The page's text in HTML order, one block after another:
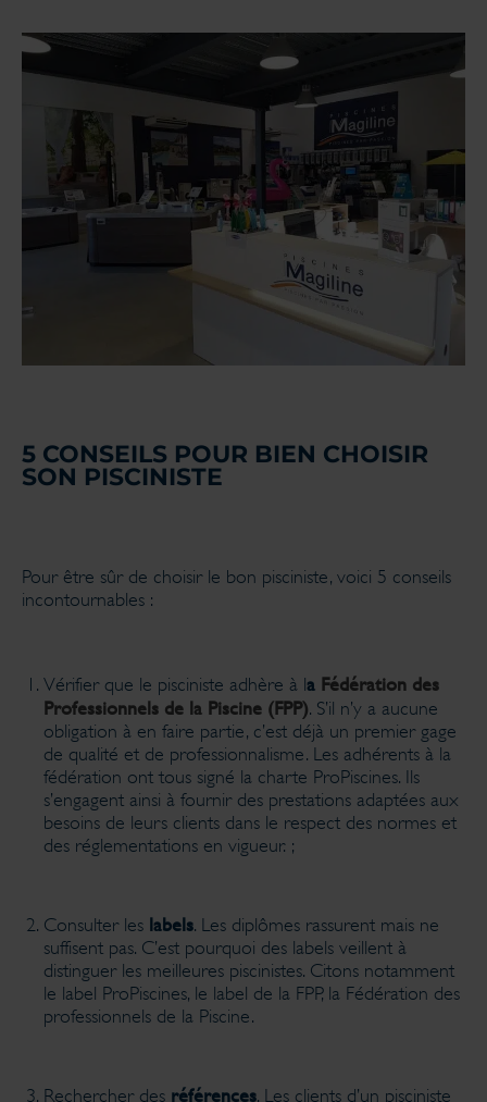
5 CONSEILS POUR BIEN CHOISIR
SON PISCINISTE
Pour être sûr de choisir le bon pisciniste, voici 5 conseils
incontournables :
Vérifier que le pisciniste adhère à la Fédération des
Professionnels de la Piscine (FPP). S’il n’y a aucune
obligation à en faire partie, c’est déjà un premier gage
de qualité et de professionnalisme. Les adhérents à la
fédération ont tous signé la charte ProPiscines. Ils
s’engagent ainsi à fournir des prestations adaptées aux
besoins de leurs clients dans le respect des normes et
des réglementations en vigueur. ;
Consulter les labels. Les diplômes rassurent mais ne
suffisent pas. C’est pourquoi des labels veillent à
distinguer les meilleures piscinistes. Citons notamment
le label ProPiscines, le label de la FPP, la Fédération des
professionnels de la Piscine.
Rechercher des références. Les clients d’un pisciniste